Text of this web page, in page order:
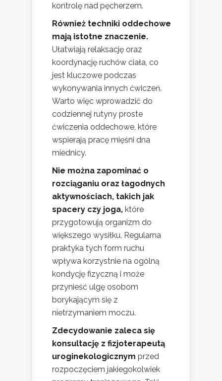
kontrolę nad pęcherzem.
Również techniki oddechowe
mają istotne znaczenie.
Ułatwiają relaksację oraz
koordynację ruchów ciała, co
jest kluczowe podczas
wykonywania innych ćwiczeń.
Warto więc wprowadzić do
codziennej rutyny proste
ćwiczenia oddechowe, które
wspierają pracę mięśni dna
miednicy.
Nie można zapominać o
rozciąganiu oraz łagodnych
aktywnościach, takich jak
spacery czy joga, które
przygotowują organizm do
większego wysiłku. Regularna
praktyka tych form ruchu
wpływa korzystnie na ogólną
kondycję fizyczną i może
przynieść ulgę osobom
borykającym się z
nietrzymaniem moczu.
Zdecydowanie zaleca się
konsultację z fizjoterapeutą
uroginekologicznym przed
rozpoczęciem jakiegokolwiek